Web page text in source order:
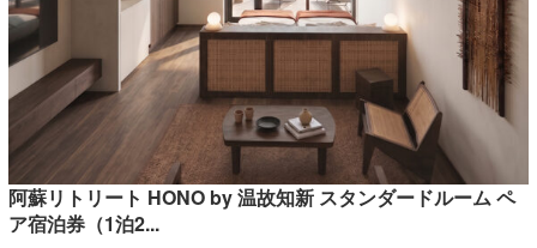
阿蘇リトリート HONO by 温故知新 スタンダードルーム ペ
ア宿泊券（1泊2...